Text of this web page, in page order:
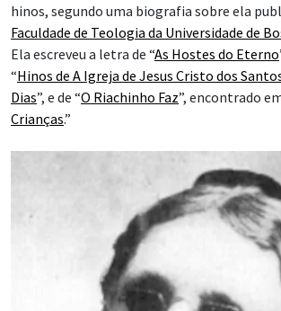
hinos, segundo uma biografia sobre ela
Faculdade de Teologia da Universidade de
Ela escreveu a letra de “As Hostes do Eterno
“Hinos de A Igreja de Jesus Cristo dos
Dias”, e de “O Riachinho Faz”, encontrado
Crianças.”